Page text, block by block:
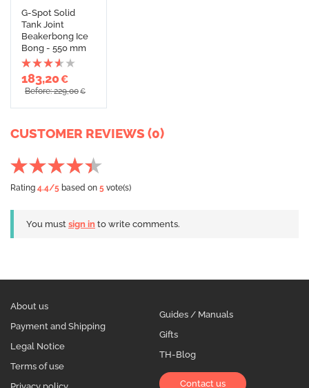
G-Spot Solid
Tank Joint
Beakerbong Ice
Bong - 550 mm
183,20€
Before: 229,00€
CUSTOMER REVIEWS (0)
Rating 4.4/5 based on 5 vote(s)
You must sign in to write comments.
About us
Payment and Shipping
Legal Notice
Terms of use
Guides / Manuals
Gifts
TH-Blog
Contact us